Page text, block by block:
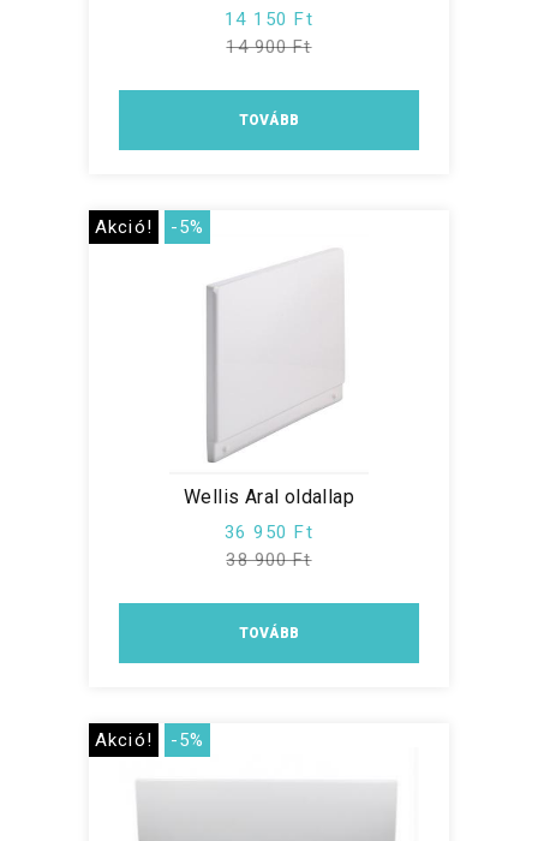
14 150 Ft
14 900 Ft
TOVÁBB
Akció! -5%
Wellis Aral oldallap
36 950 Ft
38 900 Ft
TOVÁBB
Akció! -5%